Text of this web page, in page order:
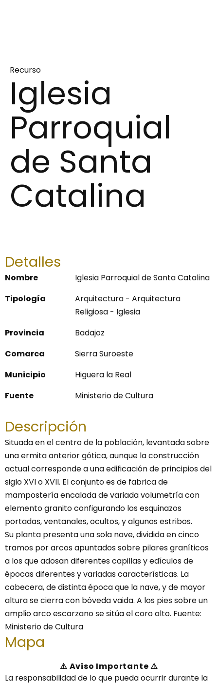
Recurso
Iglesia
Parroquial
de Santa
Catalina
Detalles
Nombre
Iglesia Parroquial de Santa Catalina
Tipología
Arquitectura - Arquitectura
Religiosa - Iglesia
Provincia
Badajoz
Comarca
Sierra Suroeste
Municipio
Higuera la Real
Fuente
Ministerio de Cultura
Descripción
Situada en el centro de la población, levantada sobre
una ermita anterior gótica, aunque la construcción
actual corresponde a una edificación de principios del
siglo XVI o XVII. El conjunto es de fabrica de
mampostería encalada de variada volumetría con
elemento granito configurando los esquinazos
portadas, ventanales, ocultos, y algunos estribos.
Su planta presenta una sola nave, dividida en cinco
tramos por arcos apuntados sobre pilares graníticos
a los que adosan diferentes capillas y edículos de
épocas diferentes y variadas características. La
cabecera, de distinta época que la nave, y de mayor
altura se cierra con bóveda vaida. A los pies sobre un
amplio arco escarzano se sitúa el coro alto. Fuente:
Ministerio de Cultura
Mapa
⚠️ Aviso Importante ⚠️
La responsabilidad de lo que pueda ocurrir durante la